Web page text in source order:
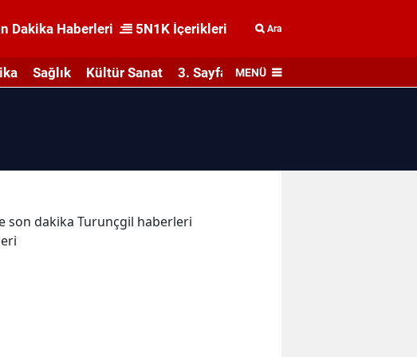
Dakika Haberleri 5N1K İçerikleri Ara
Sağlık Kültür Sanat 3. Sayfa MENÜ
son dakika Turunçgil haberleri